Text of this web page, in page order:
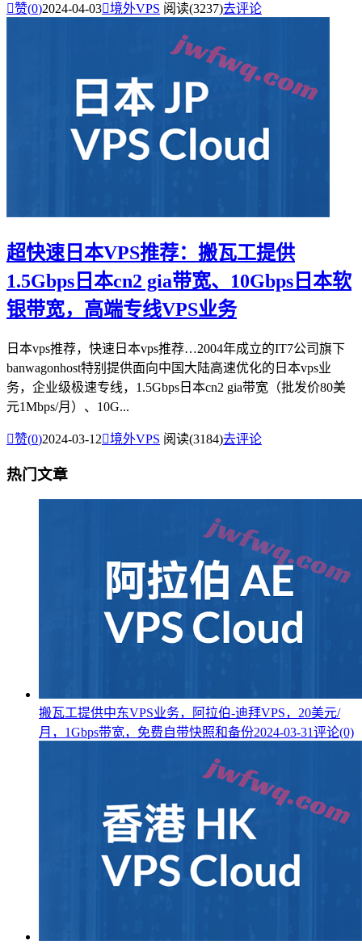
赞(0)2024-04-03境外VPS 阅读(3237)去评论
超快速日本VPS推荐：搬瓦工提供
1.5Gbps日本cn2 gia带宽、10Gbps日本软
银带宽，高端专线VPS业务
日本vps推荐，快速日本vps推荐…2004年成立的IT7公司旗下
banwagonhost特别提供面向中国大陆高速优化的日本vps业
务，企业级极速专线，1.5Gbps日本cn2 gia带宽（批发价80美
元1Mbps/月）、10G...
赞(0)2024-03-12境外VPS 阅读(3184)去评论
热门文章
搬瓦工提供中东VPS业务，阿拉伯-迪拜VPS，20美元/
月，1Gbps带宽，免费自带快照和备份2024-03-31评论(0)